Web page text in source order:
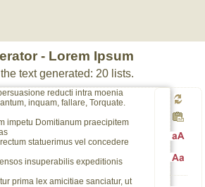
- Lorem Ipsum
text generated: 20 lists.
a
To
To
reducti intra moenia
inquam, fallare, Torquate.
impetu Domitianum praecipitem
statuerimus vel concedere
insuperabilis expeditionis
prima lex amicitiae sanciatur, ut